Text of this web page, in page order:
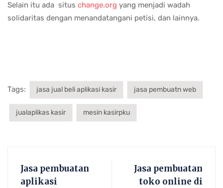
Selain itu ada situs change.org yang menjadi wadah
solidaritas dengan menandatangani petisi, dan lainnya.
Tags: jasa jual beli aplikasi kasir jasa pembuatn web
jualaplikas kasir mesin kasirpku
Jasa pembuatan
aplikasi
Jasa pembuatan
toko online di